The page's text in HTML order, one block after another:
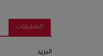
التعليقات
البريد